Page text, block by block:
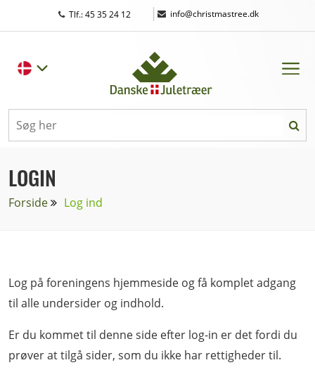
Tlf.: 45 35 24 12 | info@christmastree.dk
LOGIN
Forside Log ind
Log på foreningens hjemmeside og få komplet adgang
til alle undersider og indhold.
Er du kommet til denne side efter log-in er det fordi du
prøver at tilgå sider, som du ikke har rettigheder til.